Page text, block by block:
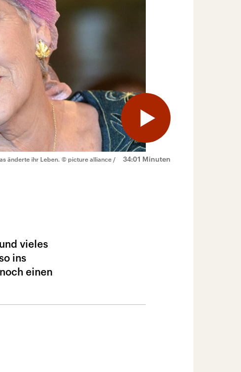
34:01 Minuten
änderte ihr Leben. © picture alliance /
vieles
ins
einen